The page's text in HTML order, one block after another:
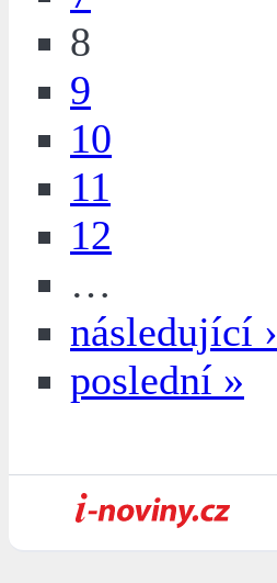
8
9
10
11
12
…
následující ›
poslední »